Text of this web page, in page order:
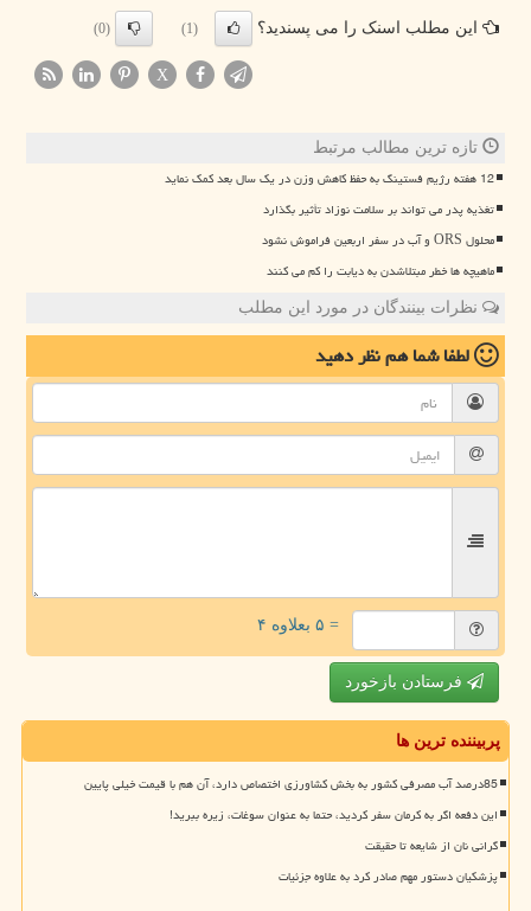
این مطلب اسنک را می پسندید؟ (1)
(0)
X
تازه ترین مطالب مرتبط
12 هفته رژیم فستینگ به حفظ کاهش وزن در یک سال بعد کمک نماید
تغذیه پدر می تواند بر سلامت نوزاد تأثیر بگذارد
محلول ORS و آب در سفر اربعین فراموش نشود
ماهیچه ها خطر مبتلاشدن به دیابت را کم می کنند
نظرات بینندگان در مورد این مطلب
لطفا شما همنظر دهید
= ۵ بعلاوه ۴
فرستادن بازخورد
پربیننده ترین ها
85درصد آب مصرفی کشور به بخش کشاورزی اختصاص دارد، آن هم با قیمت خیلی پایین
این دفعه اگر به کرمان سفر کردید، حتما به عنوان سوغات، زیره ببرید!
گرانی نان از شایعه تا حقیقت
پزشکیان دستور مهم صادر کرد به علاوه جزئیات